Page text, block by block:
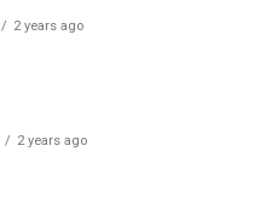
2 years ago
2 years ago